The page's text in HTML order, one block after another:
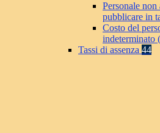
Personale
pubblicare in
Costo del
indeterminato
Tassi di assenza 44